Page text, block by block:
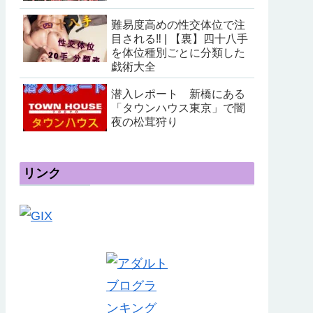
難易度高めの性交体位で注
目される‼ | 【裏】四十八手
を体位種別ごとに分類した
戯術大全
潜入レポート 新橋にある
「タウンハウス東京」で闇
夜の松茸狩り
リンク